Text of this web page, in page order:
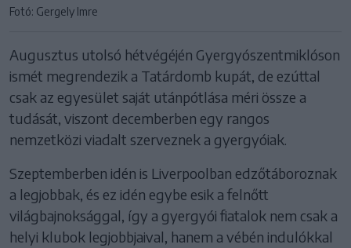
Fotó: Gergely Imre
Augusztus utolsó hétvégéjén Gyergyószentmiklóson
ismét megrendezik a Tatárdomb kupát, de ezúttal
csak az egyesület saját utánpótlása méri össze a
tudását, viszont decemberben egy rangos
nemzetközi viadalt szerveznek a gyergyóiak.
Szeptemberben idén is Liverpoolban edzőtáboroznak
a legjobbak, és ez idén egybe esik a felnőtt
világbajnoksággal, így a gyergyói fiatalok nem csak a
helyi klubok legjobbjaival, hanem a vébén indulókkal